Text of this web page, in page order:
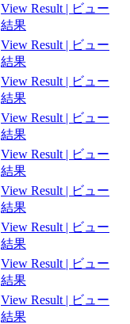
View Result | ビュー
結果
View Result | ビュー
結果
View Result | ビュー
結果
View Result | ビュー
結果
View Result | ビュー
結果
View Result | ビュー
結果
View Result | ビュー
結果
View Result | ビュー
結果
View Result | ビュー
結果